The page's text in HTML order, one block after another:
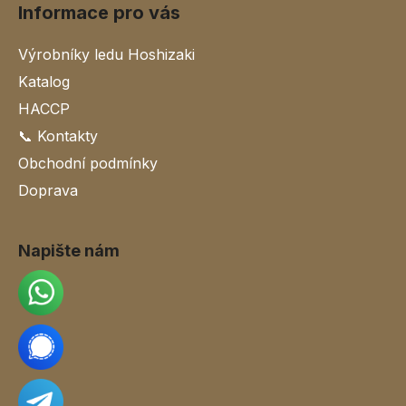
Informace pro vás
Výrobníky ledu Hoshizaki
Katalog
HACCP
📞 Kontakty
Obchodní podmínky
Doprava
Napište nám